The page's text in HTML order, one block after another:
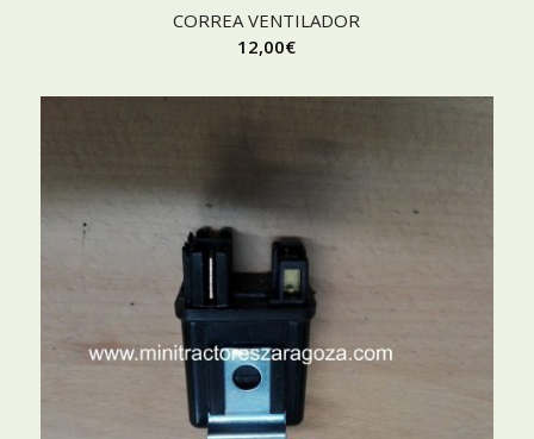
CORREA VENTILADOR
12,00€